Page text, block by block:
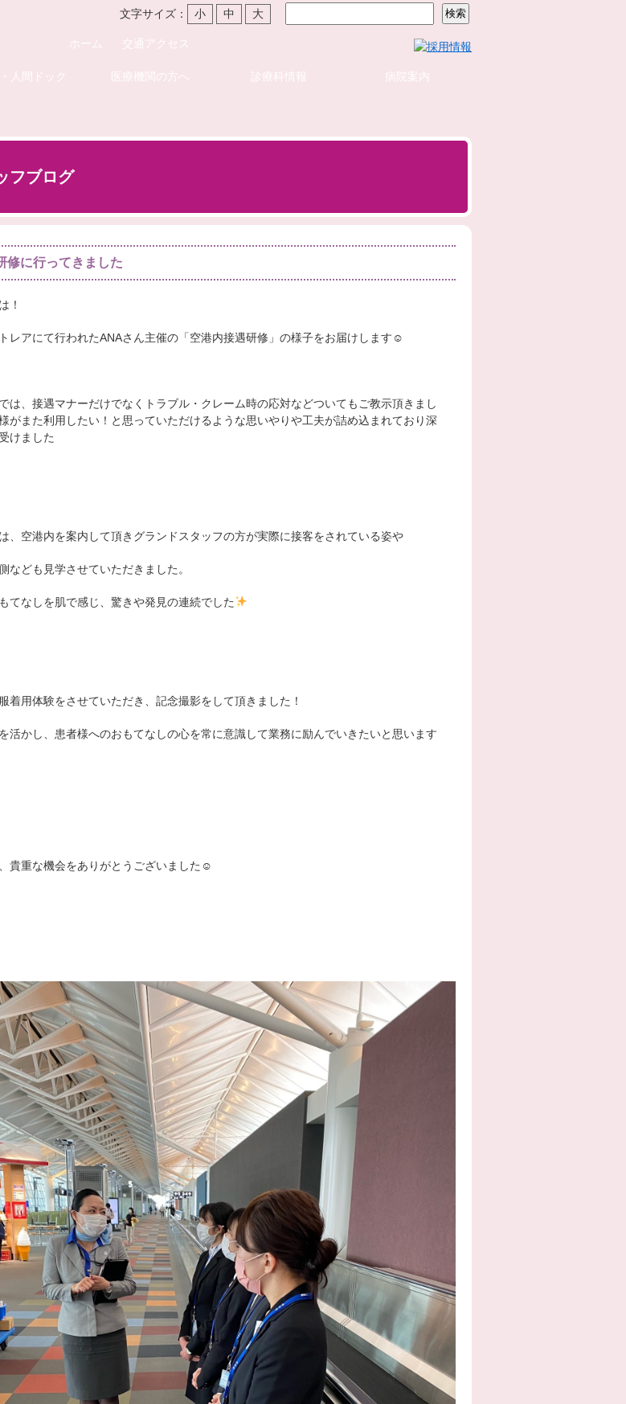
文字サイズ： 小 中 大
ホーム 交通アクセス
人間ドック 医療機関の方へ 診療科情報 病院案内
フブログ
修に行ってきました
！
レアにて行われたANAさん主催の「空港内接遇研修」の様子をお届けします☺
は、接遇マナーだけでなくトラブル・クレーム時の応対などついてもご教示頂きまし
がまた利用したい！と思っていただけるような思いやりや工夫が詰め込まれており深
けました
、空港内を案内して頂きグランドスタッフの方が実際に接客をされている姿や
なども見学させていただきました。
てなしを肌で感じ、驚きや発見の連続でした
着用体験をさせていただき、記念撮影をして頂きました！
活かし、患者様へのおもてなしの心を常に意識して業務に励んでいきたいと思います
貴重な機会をありがとうございました☺